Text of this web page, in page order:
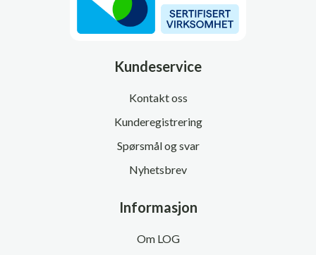
Kundeservice
Kontakt oss
Kunderegistrering
Spørsmål og svar
Nyhetsbrev
Informasjon
Om LOG